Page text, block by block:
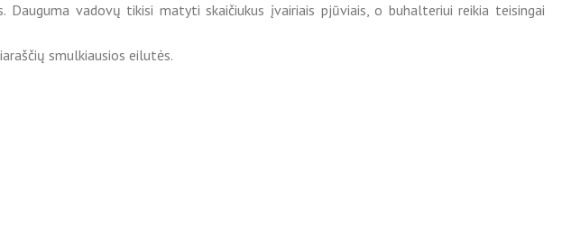
vadovų tikisi matyti skaičiukus įvairiais pjūviais, o buhalteriui reikia teisingai
smulkiausios eilutės.